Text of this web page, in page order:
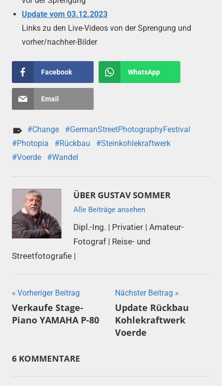
Update vom 03.12.2023
Links zu den Live-Videos von der Sprengung und
vorher/nachher-Bilder
Facebook WhatsApp
Email
Change
GermanStreetPhotographyFestival
Photopia
Rückbau
Steinkohlekraftwerk
Voerde
Wandel
ÜBER GUSTAV SOMMER
Alle Beiträge ansehen
Dipl.-Ing. | Privatier | Amateur-
Fotograf | Reise- und
Streetfotografie |
Beitragsnavigation
Vorheriger Beitrag
Verkaufe Stage-
Piano YAMAHA P-80
Nächster Beitrag
Update Rückbau
Kohlekraftwerk
Voerde
6 KOMMENTARE